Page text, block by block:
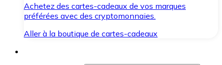
Achetez des cartes-cadeaux de vos marques
préférées avec des cryptomonnaies.
Aller à la boutique de cartes-cadeaux